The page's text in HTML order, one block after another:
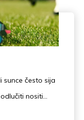
sunce često sija
nositi
od sunca, ali to